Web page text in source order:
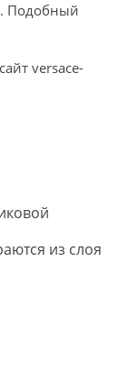
Подобный
versace-
из слоя